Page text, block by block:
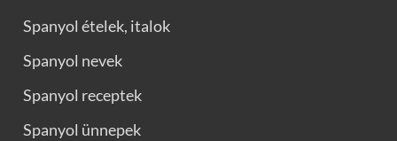
Spanyol ételek, italok
Spanyol nevek
Spanyol receptek
Spanyol ünnepek